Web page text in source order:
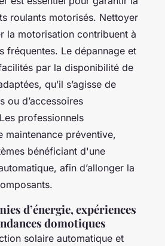
roulants motorisés. Nettoyer
la motorisation contribuent à
fréquentes. Le dépannage et
par la disponibilité de
qu’il s’agisse de
ou d’accessoires
professionnels
maintenance préventive,
bénéficiant d'une
afin d’allonger la
d’énergie, expériences
domotiques
solaire automatique et